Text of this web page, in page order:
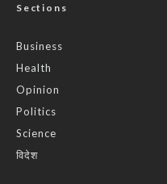
Sections
Business
Health
Opinion
Politics
Science
विदेश